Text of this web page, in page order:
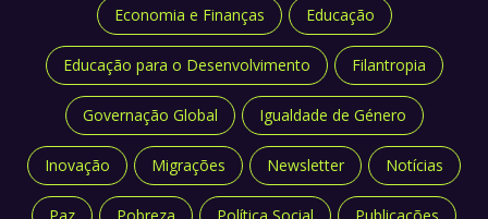
Economia e Finanças Educação
Educação para o Desenvolvimento Filantropia
Governação Global Igualdade de Género
Inovação Migrações Newsletter Notícias